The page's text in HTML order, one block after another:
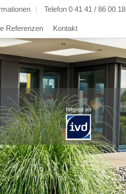
Telefon 0 41 41 / 86 00 18
Referenzen Kontakt